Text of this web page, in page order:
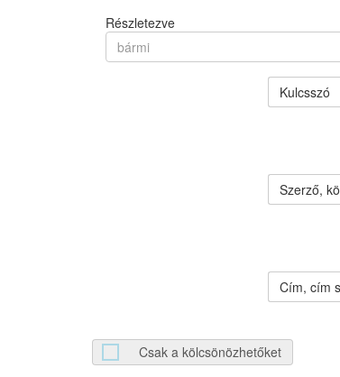
Részletezve
bármi
Kulcsszó
Szerző,
Cím, cím
Csak a kölcsönözhetőket